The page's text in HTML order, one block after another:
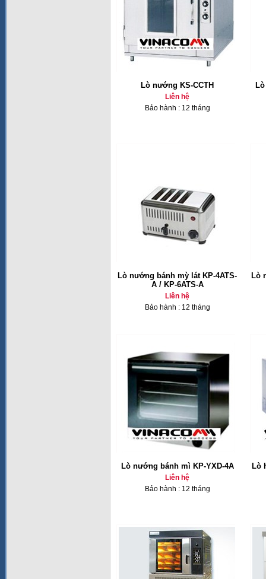
Lò nướng KS-CCTH
Liên hệ
Bảo hành : 12 tháng
Lò nướng bánh mỳ lát KP-4ATS-
A / KP-6ATS-A
Liên hệ
Bảo hành : 12 tháng
Lò
Lò nướng bánh mì KP-YXD-4A
Liên hệ
Bảo hành : 12 tháng
Lò